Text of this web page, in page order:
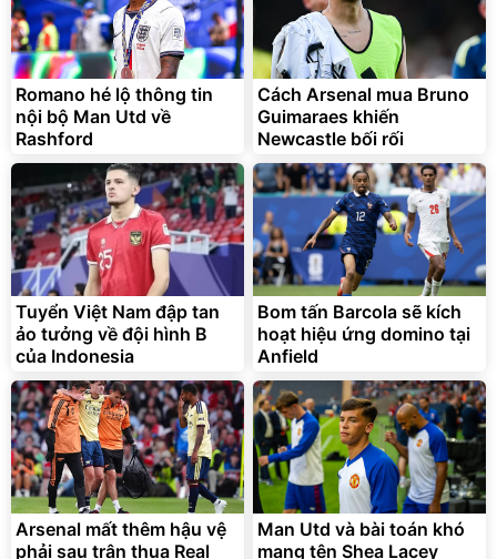
Romano hé lộ thông tin
nội bộ Man Utd về
Rashford
Cách Arsenal mua Bruno
Guimaraes khiến
Newcastle bối rối
Tuyển Việt Nam đập tan
ảo tưởng về đội hình B
của Indonesia
Bom tấn Barcola sẽ kích
hoạt hiệu ứng domino tại
Anfield
Arsenal mất thêm hậu vệ
phải sau trận thua Real
Man Utd và bài toán khó
mang tên Shea Lacey